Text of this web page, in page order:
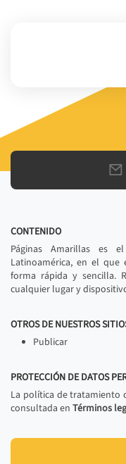
CONTENIDO
Páginas Amarillas es
Latinoamérica, en el que
forma rápida y sencilla.
cualquier lugar y
OTROS DE NUESTROS
Publicar
PROTECCIÓN DE DATOS
La política de tratamiento
consultada en Términos